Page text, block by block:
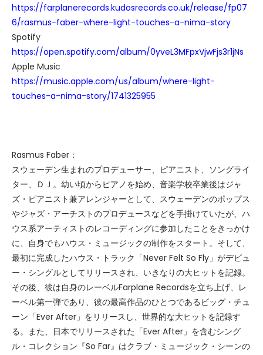
https://farplanerecords.kudosrecords.co.uk/release/fp07
6/rasmus-faber-where-light-touches-a-nima-story
Spotify
https://open.spotify.com/album/0yveL3MFpxVjwFjs3r1jNs
Apple Music
https://music.apple.com/us/album/where-light-
touches-a-nima-story/1741325955
Rasmus Faber：
スウェーデン生まれのプロデューサー、ピアニスト、ソングライ
ター、ＤＪ。幼い頃からピアノを始め、音楽学校卒業後はジャ
ズ・ピアニスト兼アレンジャーとして、スウェーデンのポップス
やジャズ・アーチストのプロデュースなどを手掛けていたが、ハ
ウス系アーティストのレコーディングに参加したことをきっかけ
に、自身でもハウス・ミュージックの制作をスタート。そして、
最初に完成したハウス・トラック「Never Felt So Fly」がデビュ
ー・シングルとしてリリースされ、いきなりの大ヒットを記録。
その後、彼は自身のレーベルFarplane Recordsを立ち上げ、レ
ーベル第一弾であり、彼の最高作品のひとつであるビッグ・チュ
ーン「Ever After」をリリースし、世界的な大ヒットを記録す
る。また、日本でリリースされた「Ever After」を含むシング
ル・コレクション『So Far』はクラブ・ミュージック・シーンの